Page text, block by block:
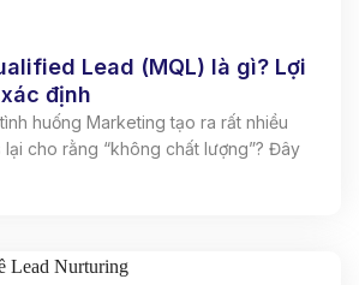
Lead (MQL) là gì? Lợi
định
huống Marketing tạo ra rất nhiều
cho rằng “không chất lượng”? Đây